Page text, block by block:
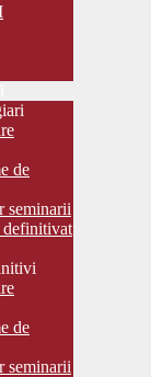
de
seminarii
definitivat
de
seminarii